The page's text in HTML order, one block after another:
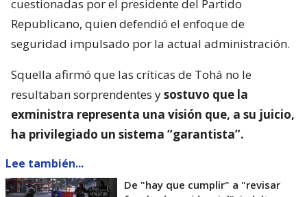
cuestionadas por el presidente del Partido
Republicano, quien defendió el enfoque de
seguridad impulsado por la actual administración.
Squella afirmó que las críticas de Tohá no le
resultaban sorprendentes ysostuvo que la
exministra representa una visión que, a su juicio,
ha privilegiado un sistema “garantista”.
Lee también...
De "hay que cumplir" a "revisar